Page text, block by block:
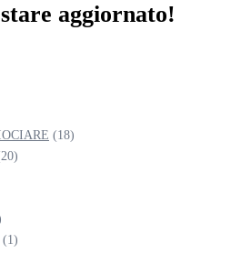
aggiornato!
(18)
(1)